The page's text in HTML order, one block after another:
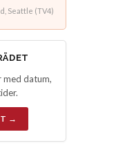
Seattle (TV4)
med datum,
→